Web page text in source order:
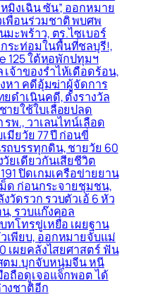
งเฉิน ซัน”, ออกหมาย
พื่อนร่วมชาติ พบศพ
ะพร้าว, ตร.ไซเบอร์
ระท่อมในพื้นที่ชลบุรี!,
125 ใต้หอพักปทุมฯ
จ้าของร่ำไห้เดือดร้อน,
งหา คดีอุ้มฆ่าผู้จัดการ
ดำเนินคดี, ตั้งรางวัล
ยใช้ใบเลื่อยปลด
พ., วาเลนไทน์เลือด
มียวัย 77 ปี ก่อนขี่
ถบรรทุกดิน, ชายวัย 60
ยเดียวกันเสียชีวิต
ปิดเกมเครือข่ายยาน
ด ก่อนกระจายชุมชน,
วัดรวก รวบตัวเอ้ 6 หัว
, รวบแก๊งคอล
ทโทรขู่เหยื่อ เผยฐาน
พียบ, ออกหมายจับแม่
เผยคลั่งไสยศาสตร์ ฟัน
ม.บุกจับหนุ่มจีน หนี
ถือดูเจอแจ็กพอต ได้
งชาติอีก